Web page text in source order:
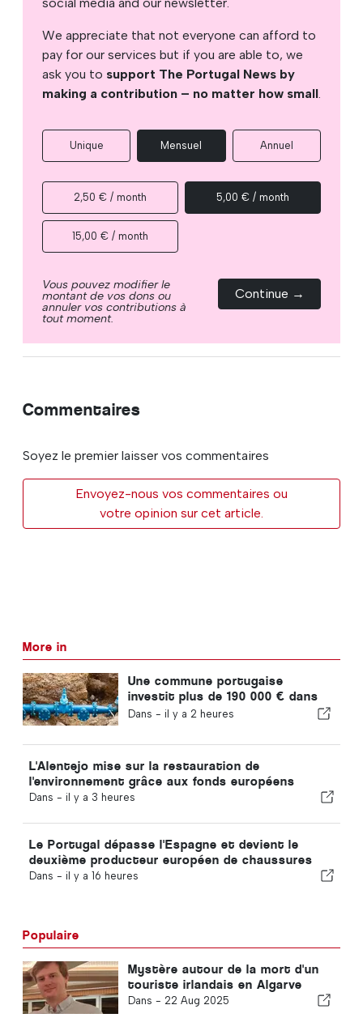
We appreciate that not everyone can afford to
pay for our services but if you are able to, we
ask you to support The Portugal News by
making a contribution – no matter how small.
Unique Mensuel Annuel
2,50 € / month 5,00 € / month
15,00 € / month
Vous pouvez modifier le
montant de vos dons ou
annuler vos contributions à
tout moment.
Continue →
Commentaires
Soyez le premier laisser vos commentaires
Envoyez-nous vos commentaires ou
votre opinion sur cet article.
More in
Une commune portugaise
investit plus de 190 000 € dans
l'approvisionnement en eau
Dans - il y a 2 heures
L'Alentejo mise sur la restauration de
l'environnement grâce aux fonds européens
Dans - il y a 3 heures
Le Portugal dépasse l'Espagne et devient le
deuxième producteur européen de chaussures
Dans - il y a 16 heures
Populaire
Mystère autour de la mort d'un
touriste irlandais en Algarve
Dans - 22 Aug 2025